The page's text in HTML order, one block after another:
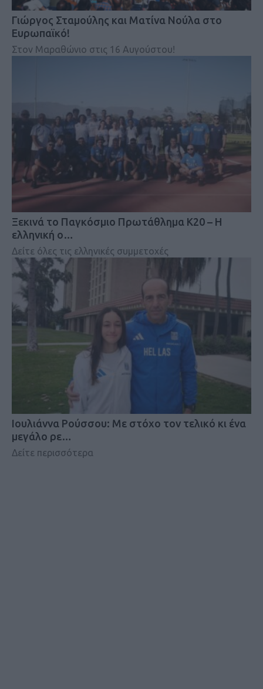
Γιώργος Σταμούλης και Ματίνα Νούλα στο
Ευρωπαϊκό!
Στον Μαραθώνιο στις 16 Αυγούστου!
Ξεκινά το Παγκόσμιο Πρωτάθλημα Κ20 – Η
ελληνική ο…
Δείτε όλες τις ελληνικές συμμετοχές
Iουλιάννα Ρούσσου: Με στόχο τον τελικό κι ένα
μεγάλο ρε…
Δείτε περισσότερα